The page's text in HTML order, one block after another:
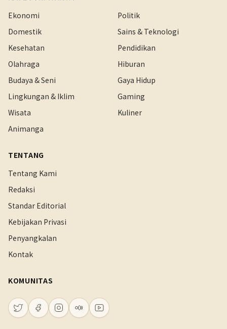
Ekonomi
Politik
Domestik
Sains & Teknologi
Kesehatan
Pendidikan
Olahraga
Hiburan
Budaya & Seni
Gaya Hidup
Lingkungan & Iklim
Gaming
Wisata
Kuliner
Animanga
TENTANG
Tentang Kami
Redaksi
Standar Editorial
Kebijakan Privasi
Penyangkalan
Kontak
KOMUNITAS